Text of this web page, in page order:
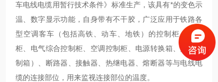
车电线电缆用暂行技术条件》标准生产，该具有*的变色示
温、数字显示功能，自身带有不干胶，广泛应用于铁路各
型空调客车（包括高铁、动车、地铁）的控制柜（配电
柜、电气综合控制柜、空调控制柜、电源转换箱、照明控
制箱）、断路器、接触器、热继电器、熔断器等与电线电
缆的连接部位，用来监视连接部位的温度。